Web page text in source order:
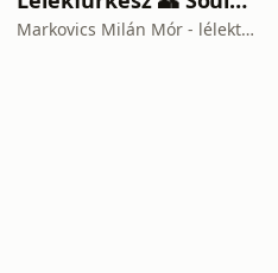
Markovics Milán Mór - lélektan, tudomány, vallás, harc